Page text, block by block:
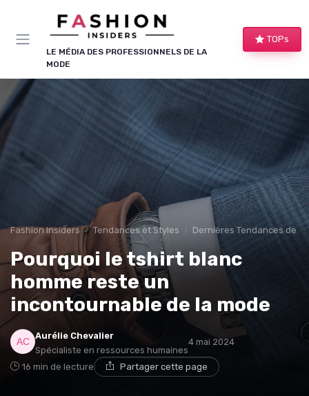
LE MÉDIA DES PROFESSIONNELS DE LA
MODE
TOPs
Fashion Insiders Tendances et Styles Dernières Tendances de
Pourquoi le tshirt blanc
homme reste un
incontournable de la mode
Aurélie Chevalier
Spécialiste en ressources humaines
4 mai 2024
16 min de lecture Partager cette page